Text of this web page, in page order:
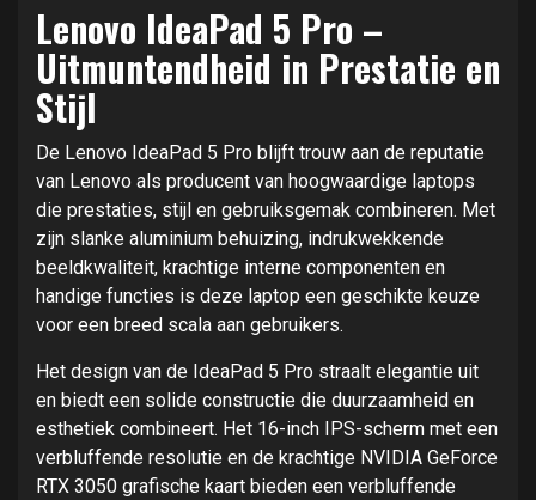
Lenovo IdeaPad 5 Pro –
Uitmuntendheid in Prestatie en
Stijl
De Lenovo IdeaPad 5 Pro blijft trouw aan de reputatie
van Lenovo als producent van hoogwaardige laptops
die prestaties, stijl en gebruiksgemak combineren. Met
zijn slanke aluminium behuizing, indrukwekkende
beeldkwaliteit, krachtige interne componenten en
handige functies is deze laptop een geschikte keuze
voor een breed scala aan gebruikers.
Het design van de IdeaPad 5 Pro straalt elegantie uit
en biedt een solide constructie die duurzaamheid en
esthetiek combineert. Het 16-inch IPS-scherm met een
verbluffende resolutie en de krachtige NVIDIA GeForce
RTX 3050 grafische kaart bieden een verbluffende